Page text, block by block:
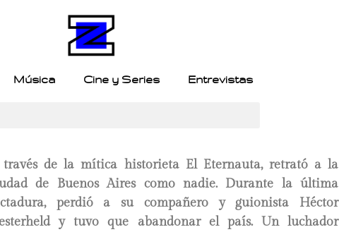
Música Cine y Series Entrevistas
de la mítica historieta El Eternauta, retrató a la
de Buenos Aires como nadie. Durante la última
perdió a su compañero y guionista Héctor
y tuvo que abandonar el país. Un luchador